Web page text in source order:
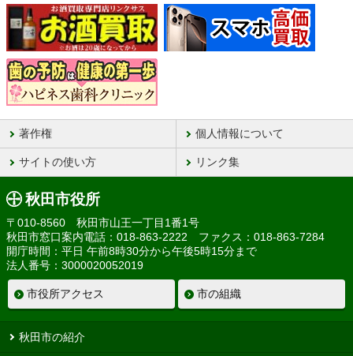
著作権 個人情報について
サイトの使い方 リンク集
秋田市役所
〒010-8560 秋田市山王一丁目1番1号
秋田市窓口案内電話：018-863-2222 ファクス：018-863-7284
開庁時間：平日 午前8時30分から午後5時15分まで
法人番号：3000020052019
市役所アクセス 市の組織
秋田市の紹介